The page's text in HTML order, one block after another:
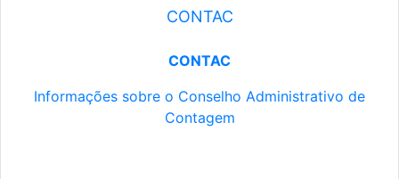
CONTAC
CONTAC
Informações sobre o Conselho Administrativo de
Contagem